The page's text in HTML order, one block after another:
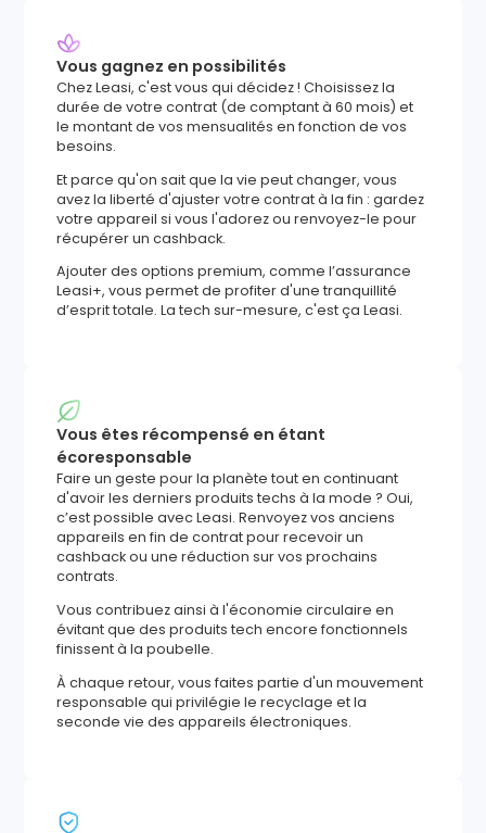
Vous gagnez en possibilités
Chez Leasi, c'est vous qui décidez ! Choisissez la
durée de votre contrat (de comptant à 60 mois) et
le montant de vos mensualités en fonction de vos
besoins.
Et parce qu'on sait que la vie peut changer, vous
avez la liberté d'ajuster votre contrat à la fin : gardez
votre appareil si vous l'adorez ou renvoyez-le pour
récupérer un cashback.
Ajouter des options premium, comme l’assurance
Leasi+, vous permet de profiter d'une tranquillité
d’esprit totale. La tech sur-mesure, c'est ça Leasi.
Vous êtes récompensé en étant
écoresponsable
Faire un geste pour la planète tout en continuant
d'avoir les derniers produits techs à la mode ? Oui,
c’est possible avec Leasi. Renvoyez vos anciens
appareils en fin de contrat pour recevoir un
cashback ou une réduction sur vos prochains
contrats.
Vous contribuez ainsi à l'économie circulaire en
évitant que des produits tech encore fonctionnels
finissent à la poubelle.
À chaque retour, vous faites partie d'un mouvement
responsable qui privilégie le recyclage et la
seconde vie des appareils électroniques.